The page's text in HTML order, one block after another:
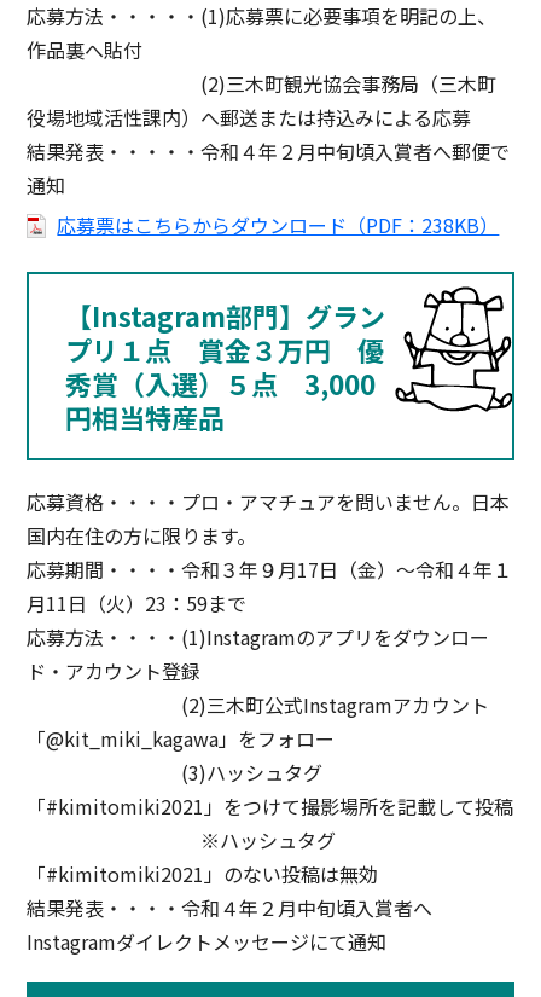
応募方法・・・・・(1)応募票に必要事項を明記の上、
作品裏へ貼付
(2)三木町観光協会事務局（三木町
役場地域活性課内）へ郵送または持込みによる応募
結果発表・・・・・令和４年２月中旬頃入賞者へ郵便で
通知
応募票はこちらからダウンロード（PDF：238KB）
【Instagram部門】グラン
プリ１点 賞金３万円 優
秀賞（入選）５点 3,000
円相当特産品
応募資格・・・・プロ・アマチュアを問いません。日本
国内在住の方に限ります。
応募期間・・・・令和３年９月17日（金）～令和４年１
月11日（火）23：59まで
応募方法・・・・(1)Instagramのアプリをダウンロー
ド・アカウント登録
(2)三木町公式Instagramアカウント
「@kit_miki_kagawa」をフォロー
(3)ハッシュタグ
「#kimitomiki2021」をつけて撮影場所を記載して投稿
※ハッシュタグ
「#kimitomiki2021」のない投稿は無効
結果発表・・・・令和４年２月中旬頃入賞者へ
Instagramダイレクトメッセージにて通知